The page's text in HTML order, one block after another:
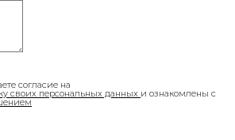
согласие на
своих персональных данных и ознакомлены с